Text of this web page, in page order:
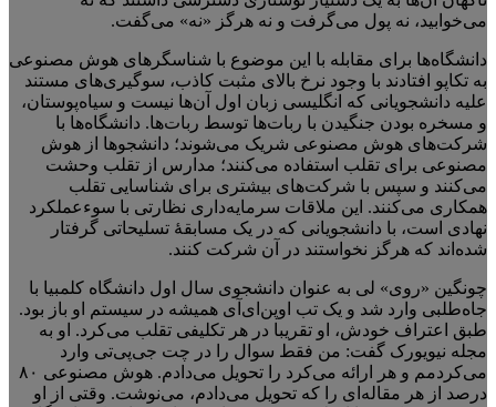
می‌خوابید، نه پول می‌گرفت و نه هرگز «نه» می‌گفت.
دانشگاه‌ها برای مقابله با این موضوع با شناسگرهای هوش مصنوعی
به تکاپو افتادند با وجود نرخ بالای مثبت کاذب، سوگیری‌های مستند
علیه دانشجویانی که انگلیسی زبان اول آن‌ها نیست و سیاه‌پوستان،
و مسخره بودن جنگیدن با ربات‌ها توسط ربات‌ها. دانشگاه‌ها با
شرکت‌های هوش مصنوعی شریک می‌شوند؛ دانشجوها از هوش
مصنوعی برای تقلب استفاده می‌کنند؛ مدارس از تقلب وحشت
می‌کنند و سپس با شرکت‌های بیشتری برای شناسایی تقلب
همکاری می‌کنند. این ملاقات سرمایه‌داری نظارتی با سوءعملکرد
نهادی است، با دانشجویانی که در یک مسابقهٔ تسلیحاتی گرفتار
شده‌اند که هرگز نخواستند در آن شرکت کنند.
چونگین «روی» لی به عنوان دانشجوی سال اول دانشگاه کلمبیا با
جاه‌طلبی وارد شد و یک تب اوپن‌ای‌آی همیشه در سیستم او باز بود.
طبق اعتراف خودش، او تقریبا در هر تکلیفی تقلب می‌کرد. او به
مجله نیویورک گفت: من فقط سوال را در چت جی‌پی‌تی وارد
می‌کردمم و هر ارائه می‌کرد را تحویل می‌دادم. هوش مصنوعی ۸۰
درصد از هر مقاله‌ای را که تحویل می‌دادم، می‌نوشت. وقتی از او